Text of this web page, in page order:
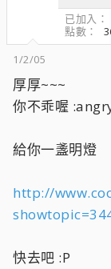
已加入
點數
1/2/05
厚厚~~~
你不乖喔
給你一盞明燈
http://
快去吧 :P